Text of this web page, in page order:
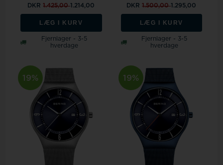
DKR1.425,001.214,00
LÆG I KURV
Fjernlager - 3-5
hverdage
DKR1.500,001.295,00
LÆG I KURV
Fjernlager - 3-5
hverdage
19% 19%